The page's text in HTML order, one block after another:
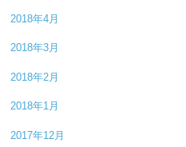
2018年4月
2018年3月
2018年2月
2018年1月
2017年12月